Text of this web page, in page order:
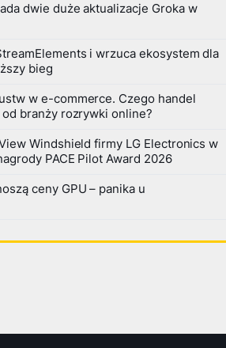
dwie duże aktualizacje Groka w
i wrzuca ekosystem dla
bieg
w e-commerce. Czego handel
branży rozrywki online?
Windshield firmy LG Electronics w
PACE Pilot Award 2026
ceny GPU – panika u